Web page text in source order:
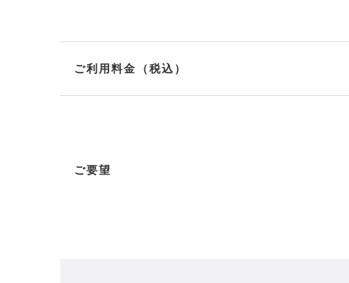
ご利用料金（税込）
ご要望